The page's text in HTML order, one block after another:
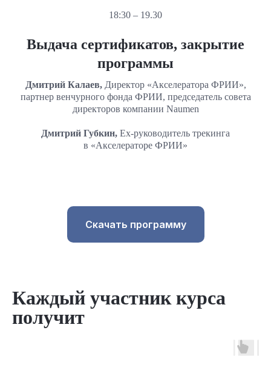
18:30 – 19.30
Выдача сертификатов, закрытие
программы
Дмитрий Калаев,Директор «Акселератора ФРИИ»,
партнер венчурного фонда ФРИИ, председатель совета
директоров компании Naumen
Дмитрий Губкин, Ex-руководитель трекинга
в «Акселераторе ФРИИ»
Скачать программу
Каждый участник курса
получит